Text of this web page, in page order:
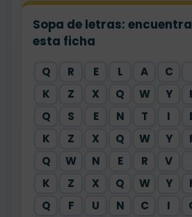
Sopa de letras:
esta ficha
Q R E L A C
K
Z X Q W Y
Q
S E N T I
K
Z X Q W Y
Q
W N E R V
K
Z X Q W Y
Q
F U N C I